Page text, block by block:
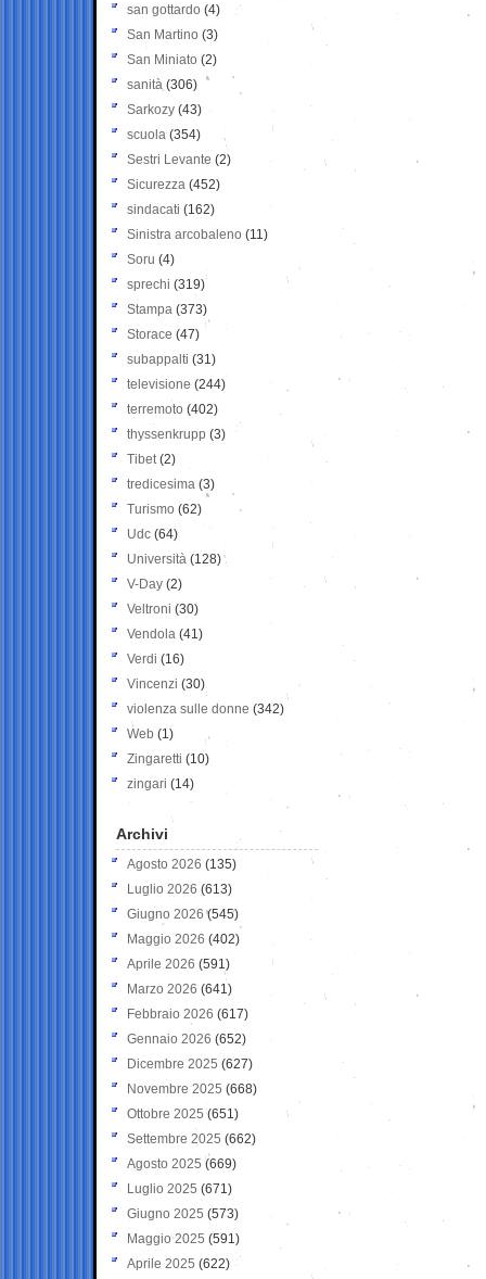
san gottardo (4)
San Martino (3)
San Miniato (2)
sanità (306)
Sarkozy (43)
scuola (354)
Sestri Levante (2)
Sicurezza (452)
sindacati (162)
Sinistra arcobaleno (11)
Soru (4)
sprechi (319)
Stampa (373)
Storace (47)
subappalti (31)
televisione(244)
terremoto (402)
thyssenkrupp (3)
Tibet(2)
tredicesima (3)
Turismo (62)
Udc (64)
Università (128)
V-Day (2)
Veltroni (30)
Vendola (41)
Verdi (16)
Vincenzi (30)
violenza sulle donne (342)
Web (1)
Zingaretti (10)
zingari (14)
Archivi
Agosto 2026 (135)
Luglio 2026 (613)
Giugno 2026 (545)
Maggio 2026 (402)
Aprile 2026 (591)
Marzo 2026 (641)
Febbraio 2026 (617)
Gennaio 2026 (652)
Dicembre 2025 (627)
Novembre 2025 (668)
Ottobre 2025 (651)
Settembre 2025 (662)
Agosto 2025 (669)
Luglio 2025 (671)
Giugno 2025 (573)
Maggio 2025 (591)
Aprile 2025 (622)